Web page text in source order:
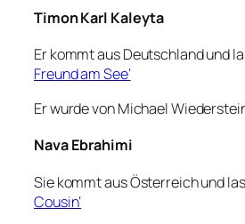
Timon Karl Kaleyta
Er kommt aus Deutschland und
Freund am See‘
Er wurde von Michael
Nava Ebrahimi
Sie kommt aus Österreich und
Cousin‘